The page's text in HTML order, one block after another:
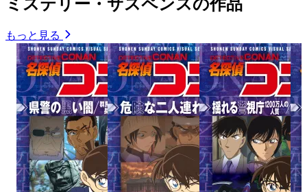
ミステリー・サスペンスの作品
もっと見る